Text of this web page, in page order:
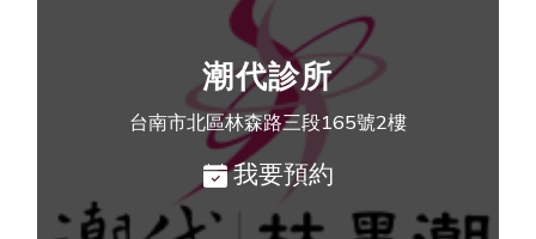
潮代診所
台南市北區林森路三段165號2樓
我要預約